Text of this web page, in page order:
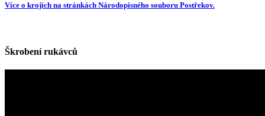
Více o krojích na stránkách Národopisného souboru Postřekov.
Škrobení rukávců